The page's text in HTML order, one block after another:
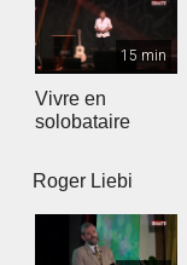
15 min
Vivre en
solobataire
Roger Liebi